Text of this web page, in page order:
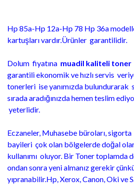
Hp 85a-Hp 12a-Hp 78 Hp 36a
kartuşları vardır.Ürünler garantilidir.
Dolum fiyatına muadil kaliteli toner
garantili ekonomik ve hızlı servis
tonerleri ise yanımızda bulundurarak
sırada aradığınızda hemen teslim
yeterlidir.
Eczaneler, Muhasebe büroları,
bayileri çok olan bölgelerde doğal
kullanımı oluyor. Bir Toner toplamda
ondan sonra yeni almanız gerekir
yıpranabilir.Hp, Xerox, Canon, Oki ve